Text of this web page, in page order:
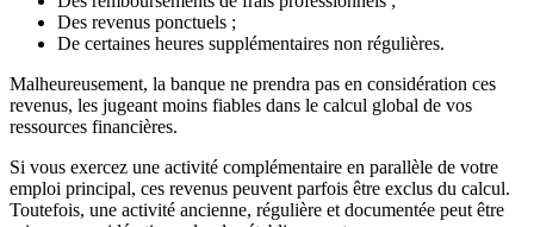
Des revenus ponctuels ;
De certaines heures supplémentaires non régulières.
Malheureusement, la banque ne prendra pas en considération ces
revenus, les jugeant moins fiables dans le calcul global de vos
ressources financières.
Si vous exercez une activité complémentaire en parallèle de votre
emploi principal, ces revenus peuvent parfois être exclus du calcul.
Toutefois, une activité ancienne, régulière et documentée peut être